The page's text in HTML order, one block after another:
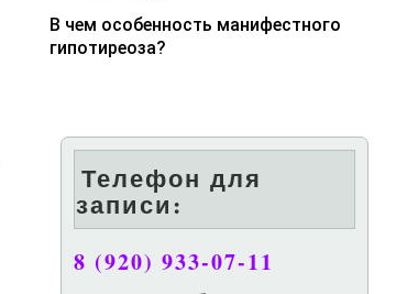
В чем особенность манифестного
гипотиреоза?
Телефон для
записи:
8 (920) 933-07-11